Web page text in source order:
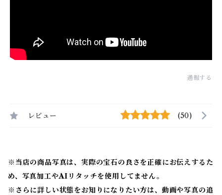
通報する
レビュー (50)
※当店の商品写真は、実際の宝石の良さを正確にお伝えするた
め、写真加工やAIリタッチを使用してません。
※ さらに詳しい状態をお知りになりたい方は、動画や写真の追